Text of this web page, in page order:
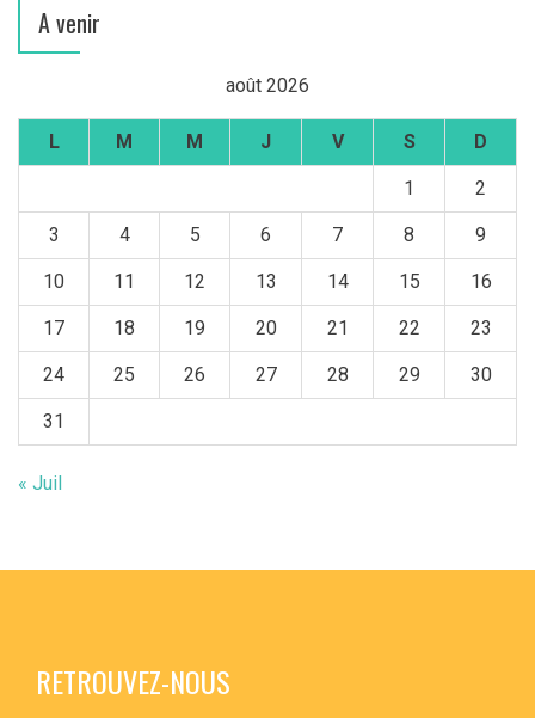
A venir
août 2026
L M M J V S D
1 2
3 4 5 6 7 8 9
10 11 12 13 14 15 16
17 18 19 20 21 22 23
24 25 26 27 28 29 30
31
« Juil
RETROUVEZ-NOUS